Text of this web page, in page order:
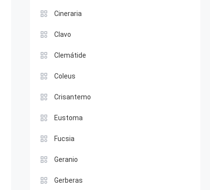
Cineraria
Clavo
Clemátide
Coleus
Crisantemo
Eustoma
Fucsia
Geranio
Gerberas